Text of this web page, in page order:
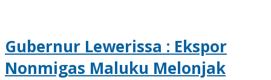
Gubernur Lewerissa : Ekspor
Nonmigas Maluku Melonjak